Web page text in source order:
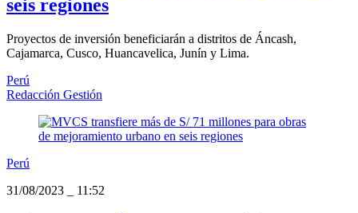
seis regiones
Proyectos de inversión beneficiarán a distritos de Áncash,
Cajamarca, Cusco, Huancavelica, Junín y Lima.
Perú
Redacción Gestión
Perú
31/08/2023
11:52